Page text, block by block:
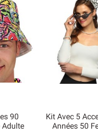
90
Kit Avec 5
Années 50